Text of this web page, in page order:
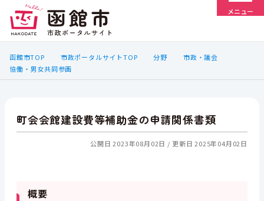
メニュー
函館市TOP 市政ポータルサイトTOP 分野
市政・議会
協働・男女共同参画
町会会館建設費等補助金の申請関係書類
公開日 2023年08月02日 更新日 2025年04月02日
概要